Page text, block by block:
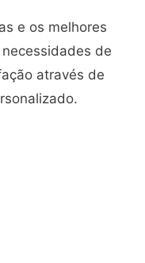
e os melhores
de
através de